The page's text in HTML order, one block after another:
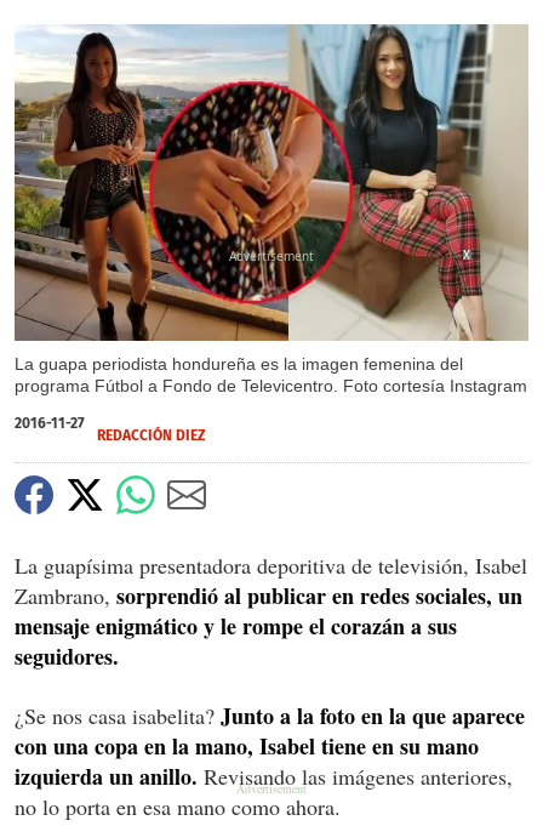
La guapa periodista hondureña es la imagen femenina del
programa Fútbol a Fondo de Televicentro. Foto cortesía Instagram
X
X
2016-11-27
REDACCIÓN DIEZ
La guapísima presentadora deporitiva de televisión, Isabel
Zambrano, sorprendió al publicar en redes sociales, un
mensaje enigmático y le rompe el corazán a sus
seguidores.
¿Se nos casa isabelita? Junto a la foto en la que aparece
con una copa en la mano, Isabel tiene en su mano
izquierda un anillo. Revisando las imágenes anteriores,
no lo porta en esa mano como ahora.